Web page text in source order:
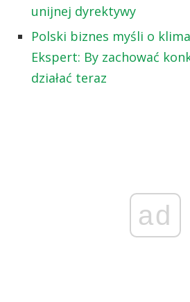
unijnej dyrektywy
Polski biznes myśli o
Ekspert: By zachować
działać teraz
ad